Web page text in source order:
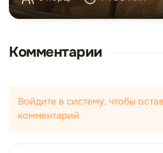
Комментарии
Войдите в систему, чтобы
комментарий